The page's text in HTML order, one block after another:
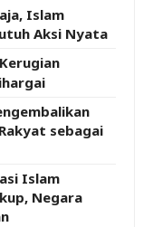
Islam
Aksi Nyata
sebagai
Islam
Negara